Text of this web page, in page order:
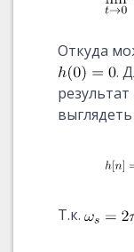
Откуда
.
Т.к.